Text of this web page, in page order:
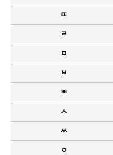
ㄸ
ㄹ
ㅁ
ㅂ
ㅃ
ㅅ
ㅆ
ㅇ